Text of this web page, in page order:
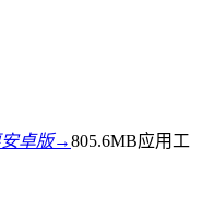
卓版→805.6MB应用工